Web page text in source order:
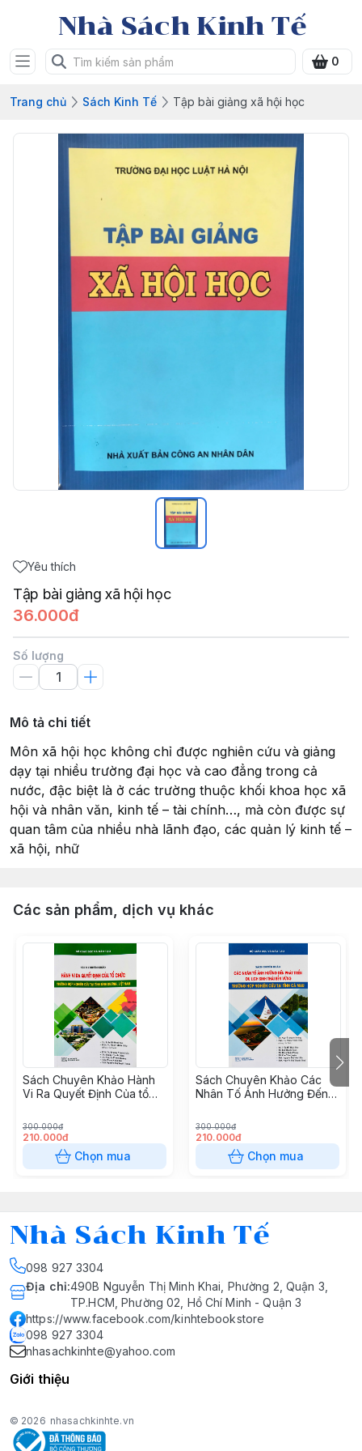
Nhà Sách Kinh Tế
0
Trang chủ Sách Kinh Tế Tập bài giảng xã hội học
Yêu thích
Tập bài giảng xã hội học
36.000đ
Số lượng
Mô tả chi tiết
Môn xã hội học không chỉ được nghiên cứu và giảng
dạy tại nhiều trường đại học và cao đẳng trong cả
nước, đậc biệt là ở các trường thuộc khối khoa học xã
hội và nhân văn, kinh tế – tài chính…, mà còn được sự
quan tâm của nhiều nhà lãnh đạo, các quản lý kinh tế –
xã hội, nhữ
Các sản phẩm, dịch vụ khác
Sách Chuyên Khảo Hành
Vi Ra Quyết Định Của tổ
Cứu tại Tỉnh Bình Dương
Việt Nam
300.000đ
210.000đ
Chọn mua
Sách Chuyên Khảo Các
Nhân Tố Ảnh Hưởng Đến
Thái Bền Vững Trường
Hợp Nghiên Cứu Tại Tỉnh
Cà Mau
300.000đ
210.000đ
Chọn mua
Nhà Sách Kinh Tế
098 927 3304
Địa chỉ:490B Nguyễn Thị Minh Khai, Phường 2, Quận 3,
TP.HCM, Phường 02, Hồ Chí Minh - Quận 3
https://www.facebook.com/kinhtebookstore
098 927 3304
nhasachkinhte@yahoo.com
Giới thiệu
© 2026 nhasachkinhte.vn